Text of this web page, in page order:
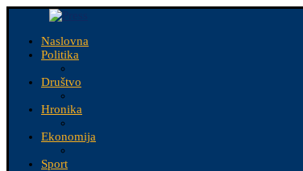
Naslovna
Politika
Društvo
Hronika
Ekonomija
Sport